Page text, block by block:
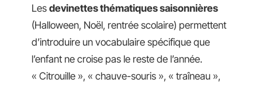
Les devinettes thématiques saisonnières
(Halloween, Noël, rentrée scolaire) permettent
d’introduire un vocabulaire spécifique que
l’enfant ne croise pas le reste de l’année.
« Citrouille », « chauve-souris », « traîneau »,